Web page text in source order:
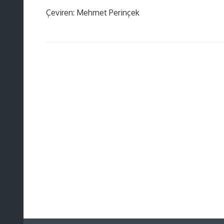
Çeviren: Mehmet Perinçek